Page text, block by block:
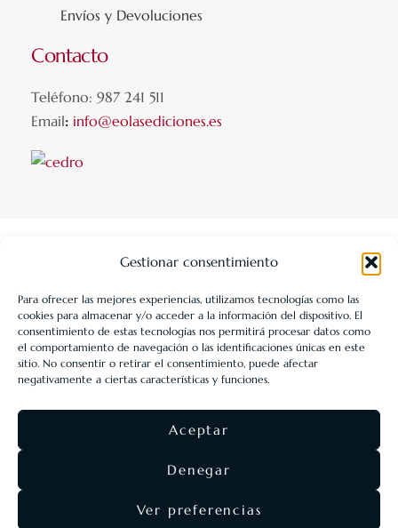
Gestionar consentimiento
Para ofrecer las mejores experiencias, utilizamos tecnologías como las
cookies para almacenar y/o acceder a la información del dispositivo. El
consentimiento de estas tecnologías nos permitirá procesar datos como
el comportamiento de navegación o las identificaciones únicas en este
sitio. No consentir o retirar el consentimiento, puede afectar
negativamente a ciertas características y funciones.
Aceptar
Denegar
Ver preferencias
Envíos y Devoluciones
Contacto
Teléfono: 987 241 511
Email: info@eolasediciones.es
LIBRERÍA UNIVERSITARIA LEÓN 1980 SLL ha sido beneficiaria
de Fondos Europeos, cuyo objetivo es la mejora de la
competitividad de las PYMES, y gracias al cual ha puesto en
marcha un Plan de Acción con el objetivo de reforzar la
digitalización y la competitividad de las pymes durante el año
2025. Para ello ha contado con el apoyo del Programa Pyme
Digital de la Cámara de Comercio de León.